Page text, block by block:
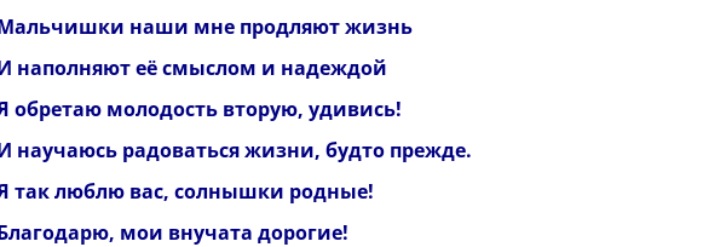
наши мне продляют жизнь
наполняют её смыслом и надеждой
обретаю молодость вторую, удивись!
научаюсь радоваться жизни, будто прежде.
так люблю вас, солнышки родные!
мои внучата дорогие!